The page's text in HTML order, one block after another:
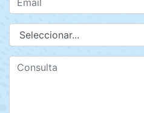
Producto
Consulta